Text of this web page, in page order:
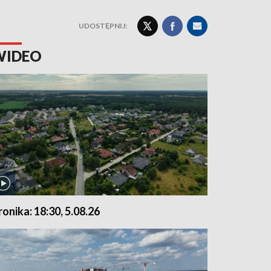
UDOSTĘPNIJ:
18:30, 5.08.26